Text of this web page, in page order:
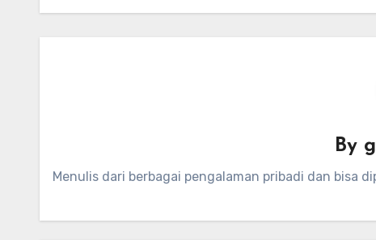
By
Menulis dari berbagai pengalaman pribadi dan bisa